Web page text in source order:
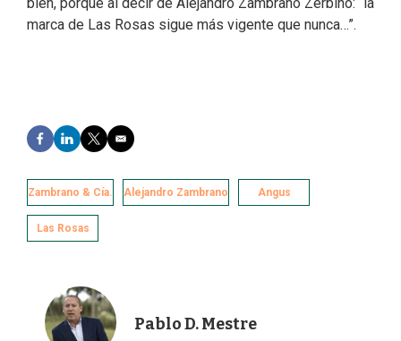
marca de Las Rosas sigue más vigente que nunca…”.
F
a
e
b
o
o
L
i
k
e
d
I
T
w
t
t
e
r
E
m
l
Zambrano & Cía. Alejandro Zambrano Angus
Las Rosas
Pablo D. Mestre